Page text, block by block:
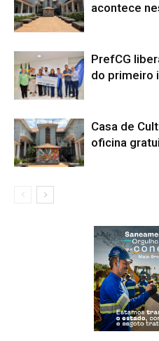
acontece
PrefCG
do primeiro
Casa de
oficina